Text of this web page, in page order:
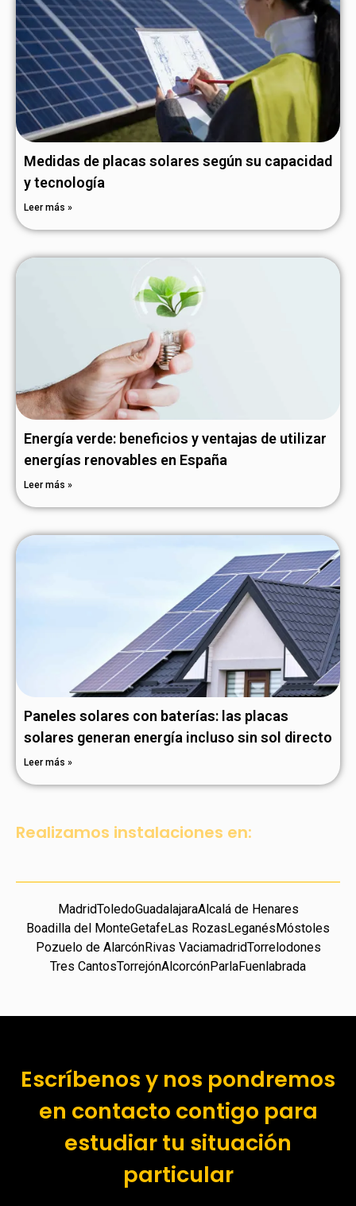
Medidas de placas solares según su capacidad
y tecnología
Leer más »
Energía verde: beneficios y ventajas de utilizar
energías renovables en España
Leer más »
Paneles solares con baterías: las placas
solares generan energía incluso sin sol directo
Leer más »
Realizamos instalaciones en:
MadridToledoGuadalajaraAlcalá de Henares
Boadilla del MonteGetafeLas Rozas Leganés Móstoles
Pozuelo de AlarcónRivas VaciamadridTorrelodones
Tres CantosTorrejónAlcorcónParlaFuenlabrada
Escríbenos y nos pondremos
en contacto contigo para
estudiar tu situación
particular